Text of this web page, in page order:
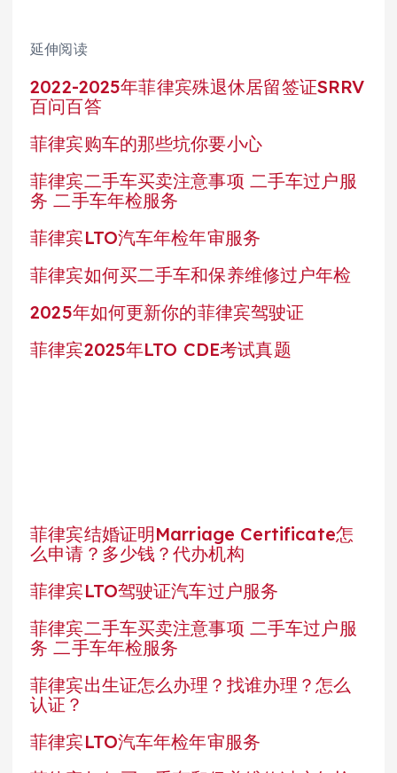
延伸阅读
2022-2025年菲律宾殊退休居留签证SRRV
百问百答
菲律宾购车的那些坑你要小心
菲律宾二手车买卖注意事项 二手车过户服
务 二手车年检服务
菲律宾LTO汽车年检年审服务
菲律宾如何买二手车和保养维修过户年检
2025年如何更新你的菲律宾驾驶证
菲律宾2025年LTO CDE考试真题
菲律宾结婚证明Marriage Certificate怎
么申请？多少钱？代办机构
菲律宾LTO驾驶证汽车过户服务
菲律宾二手车买卖注意事项 二手车过户服
务 二手车年检服务
菲律宾出生证怎么办理？找谁办理？怎么
认证？
菲律宾LTO汽车年检年审服务